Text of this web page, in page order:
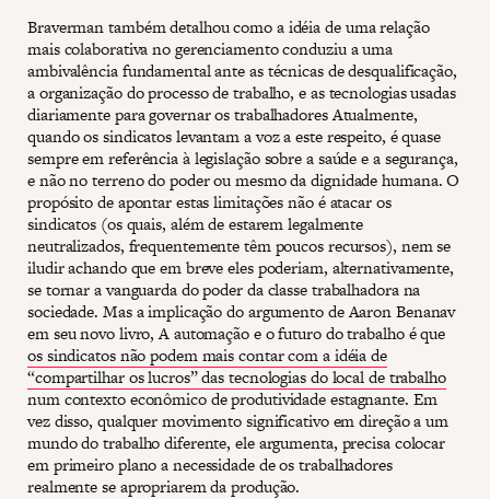
Braverman também detalhou como a idéia de uma relação
mais colaborativa no gerenciamento conduziu a uma
ambivalência fundamental ante as técnicas de desqualificação,
a organização do processo de trabalho, e as tecnologias usadas
diariamente para governar os trabalhadores Atualmente,
quando os sindicatos levantam a voz a este respeito, é quase
sempre em referência à legislação sobre a saúde e a segurança,
e não no terreno do poder ou mesmo da dignidade humana. O
propósito de apontar estas limitações não é atacar os
sindicatos (os quais, além de estarem legalmente
neutralizados, frequentemente têm poucos recursos), nem se
iludir achando que em breve eles poderiam, alternativamente,
se tornar a vanguarda do poder da classe trabalhadora na
sociedade. Mas a implicação do argumento de Aaron Benanav
em seu novo livro, A automação e o futuro do trabalho é que
os sindicatos não podem mais contar com a idéia de
“compartilhar os lucros” das tecnologias do local de trabalho
num contexto econômico de produtividade estagnante. Em
vez disso, qualquer movimento significativo em direção a um
mundo do trabalho diferente, ele argumenta, precisa colocar
em primeiro plano a necessidade de os trabalhadores
realmente se apropriarem da produção.